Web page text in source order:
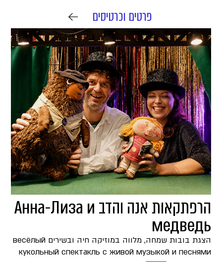
פרטים וכרטיסים
הרפתקאות אנה והדב Анна-Лиза и
медведь
הצגת בובות שמחה, מלווה במוזיקה חיה ובשירים весёлый
кукольный спектакль с живой музыкой и песнями